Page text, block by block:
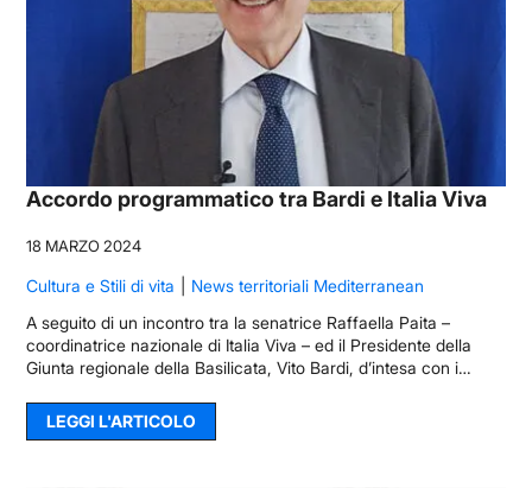
Accordo programmatico tra Bardi e Italia Viva
18 MARZO 2024
Cultura e Stili di vita
News territoriali Mediterranean
A seguito di un incontro tra la senatrice Raffaella Paita –
coordinatrice nazionale di Italia Viva – ed il Presidente della
Giunta regionale della Basilicata, Vito Bardi, d’intesa con i…
LEGGI L'ARTICOLO